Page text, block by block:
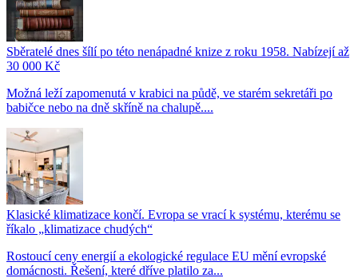
Sběratelé dnes šílí po této nenápadné knize z roku 1958. Nabízejí až
30 000 Kč
Možná leží zapomenutá v krabici na půdě, ve starém sekretáři po
babičce nebo na dně skříně na chalupě....
Klasické klimatizace končí. Evropa se vrací k systému, kterému se
říkalo „klimatizace chudých“
Rostoucí ceny energií a ekologické regulace EU mění evropské
domácnosti. Řešení, které dříve platilo za...